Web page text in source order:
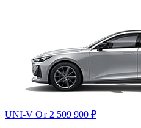
UNI-V От 2 509 900 ₽